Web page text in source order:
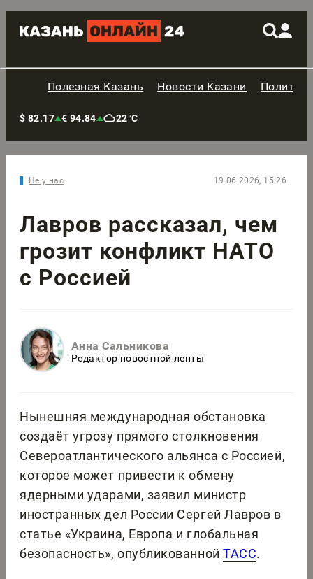
Полезная Казань Новости Казани
$ 82.17 € 94.84 22°C
Не у нас 19.06.2026, 15:26
Лавров рассказал, чем
грозит конфликт НАТО
с Россией
Анна Сальникова
Редактор новостной ленты
Нынешняя международная обстановка
создаёт угрозу прямого столкновения
Североатлантического альянса с Россией,
которое может привести к обмену
ядерными ударами, заявил министр
иностранных дел России Сергей Лавров в
статье «Украина, Европа и глобальная
безопасность», опубликованнойТАСС.